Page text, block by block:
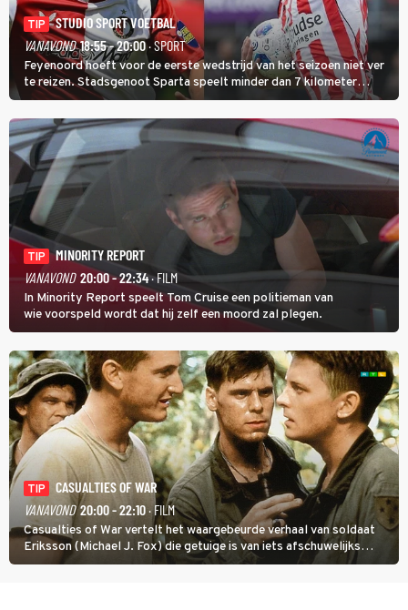
TIP
STUDIO SPORT VOETBAL
VANAVOND 18:55 - 20:00· SPORT
Feyenoord hoeft voor de eerste wedstrijd van het seizoen niet ver
te reizen. Stadsgenoot Sparta speelt minder dan 7 kilometer
verderop. Feyenoord trok de Spaanse spits Nacho Ferri aan van
KVC Westerlo uit België.
TIP
MINORITY REPORT
VANAVOND 20:00 - 22:34· FILM
In Minority Report speelt Tom Cruise een politieman van
wie voorspeld wordt dat hij zelf een moord zal plegen.
TIP
CASUALTIES OF WAR
VANAVOND 20:00 - 22:10· FILM
Casualties of War vertelt het waargebeurde verhaal van soldaat
Eriksson (Michael J. Fox) die getuige is van iets afschuwelijks
tijdens de Vietnamoorlog. Hij besluit uit de school te klappen.